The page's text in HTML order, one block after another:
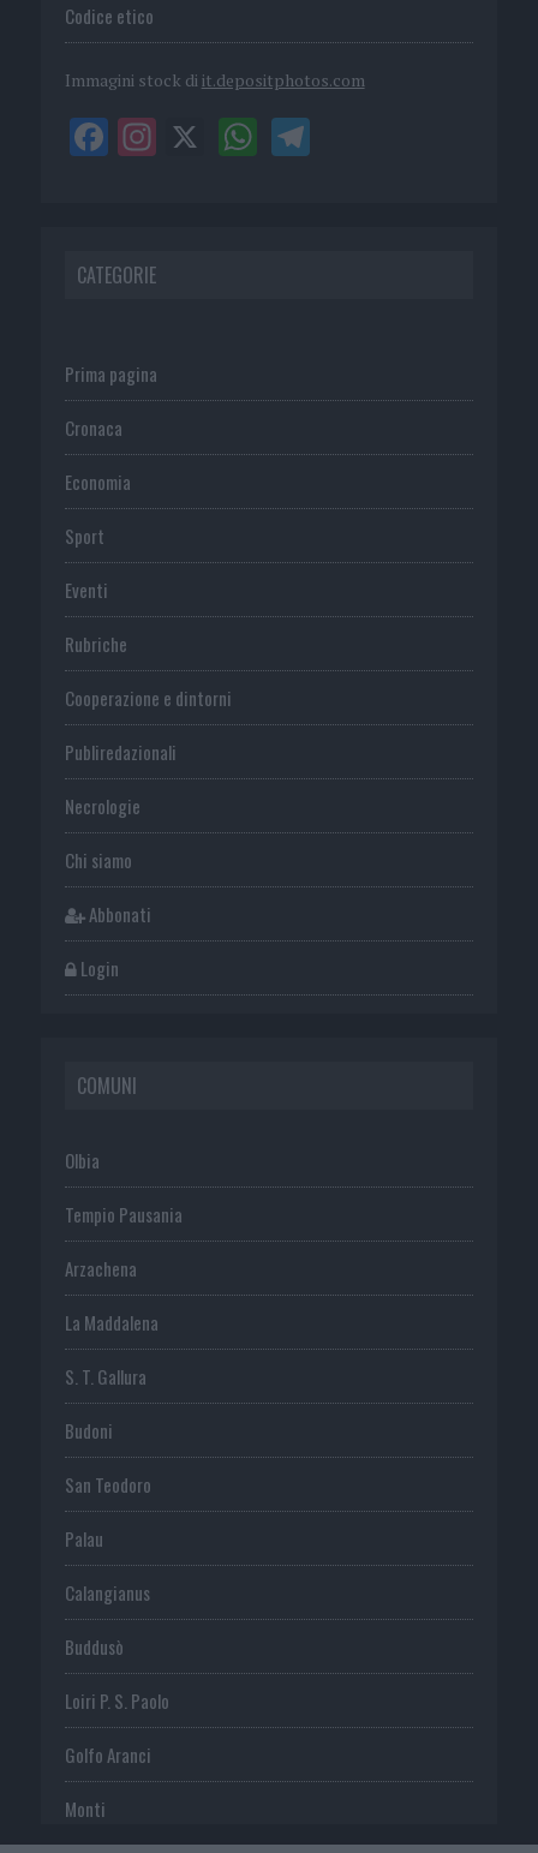
Codice etico
Immagini stock di it.depositphotos.com
CATEGORIE
Prima pagina
Cronaca
Economia
Sport
Eventi
Rubriche
Cooperazione e dintorni
Publiredazionali
Necrologie
Chi siamo
Abbonati
Login
COMUNI
Olbia
Tempio Pausania
Arzachena
La Maddalena
S. T. Gallura
Budoni
San Teodoro
Palau
Calangianus
Buddusò
Loiri P. S. Paolo
Golfo Aranci
Monti